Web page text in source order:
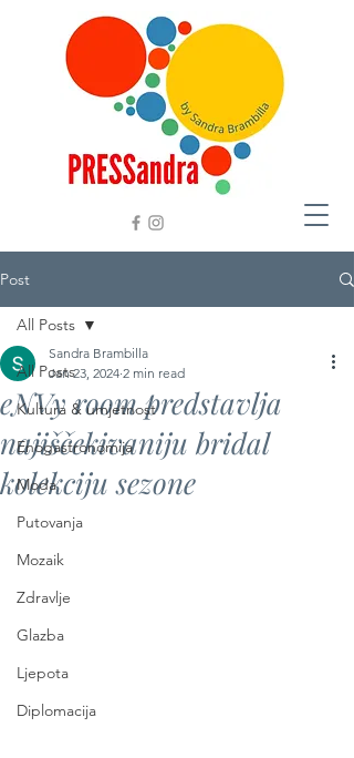
Post
All Posts
Kultura & umjetnost
Enogastronomija
Moda
Putovanja
Mozaik
Zdravlje
Glazba
Ljepota
Diplomacija
All Posts
eNVy room predstavlja
najiščekivaniju bridal
kolekciju sezone
Sandra Brambilla
Jan 23, 2024 2 min read